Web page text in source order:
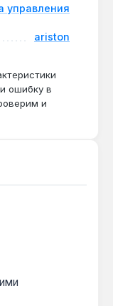
год, доставка
T2
серии
управления
ariston
ошибку в
и